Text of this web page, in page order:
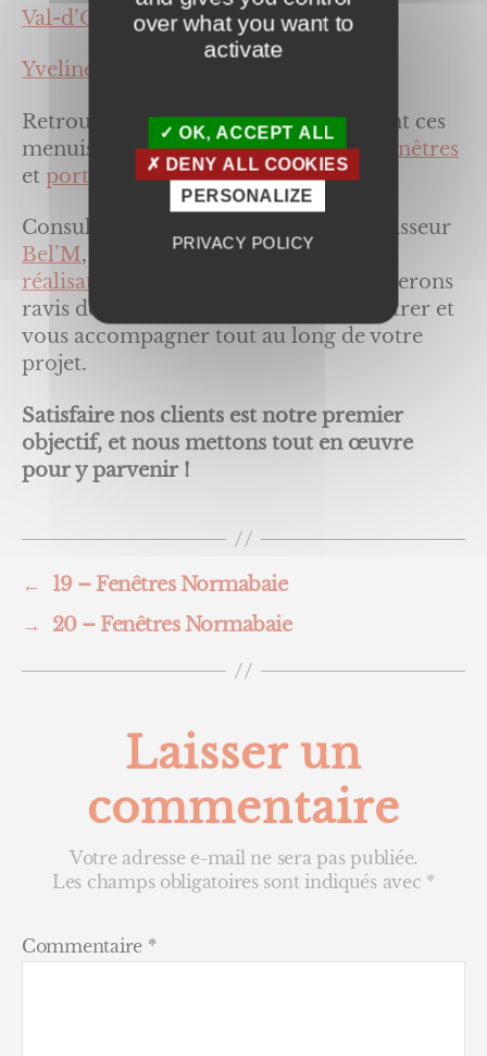
Val-d’Oise (95),
Yvelines (78).
Retrouver les informations concernant ces
menuiseries sur nos pages dédiées :
Fenêtres
et portes d’entrée.
Consultez les produits de notre fournisseur
Bel’M, prenez connaissance de
réalisations
. Nous serons
ravis de vous renseigner, vous rencontrer et
vous accompagner tout au long de votre
projet.
Satisfaire nos clients est notre premier
objectif, et nous mettons tout en œuvre
pour y parvenir !
←
19 – Fenêtres Normabaie
→
20 – Fenêtres Normabaie
Laisser un
commentaire
Votre adresse e-mail ne sera pas publiée.
Les champs obligatoires sont indiqués avec *
Commentaire *
over what you want to
activate
OK, ACCEPT ALL
DENY ALL COOKIES
PERSONALIZE
PRIVACY POLICY